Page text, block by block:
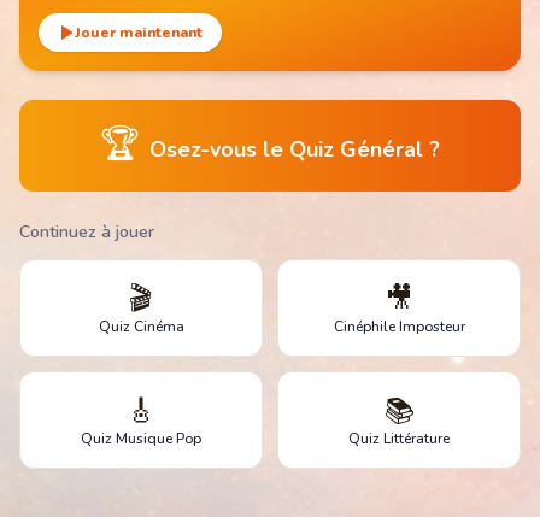
Jouer maintenant
🏆 Osez-vous le Quiz Général ?
Continuez à jouer
🎬
Quiz Cinéma
🎥
Cinéphile Imposteur
🎸
Quiz Musique Pop
📚
Quiz Littérature